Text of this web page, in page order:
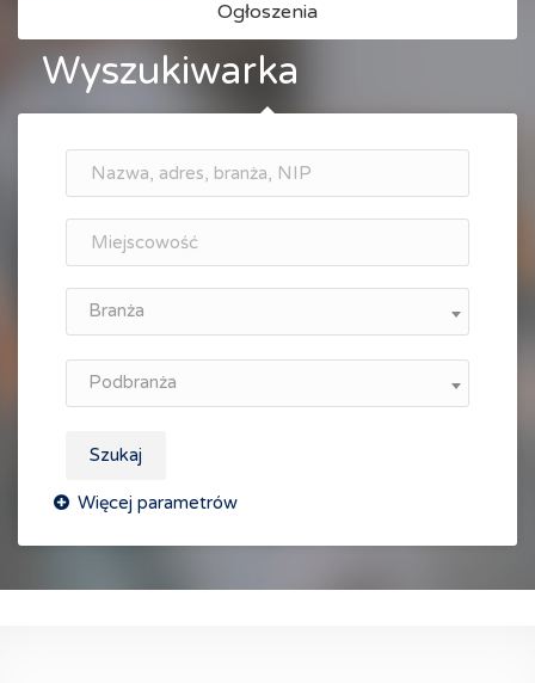
Ogłoszenia
Wyszukiwarka
Branża
Podbranża
Szukaj